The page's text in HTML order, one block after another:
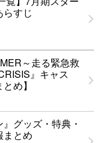
らすじ
～走る緊急救
』キャス
め】
』グッズ・特典・
まとめ